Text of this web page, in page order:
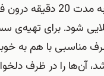
شود. برای
مناسبی با هم به
آن‌ها را در ظرف